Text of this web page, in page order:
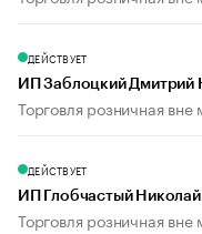
ДЕЙСТВУЕТ
ИП Заблоцкий Дмитрий
Торговля розничная вне
ДЕЙСТВУЕТ
ИП Глобчастый
Торговля розничная вне